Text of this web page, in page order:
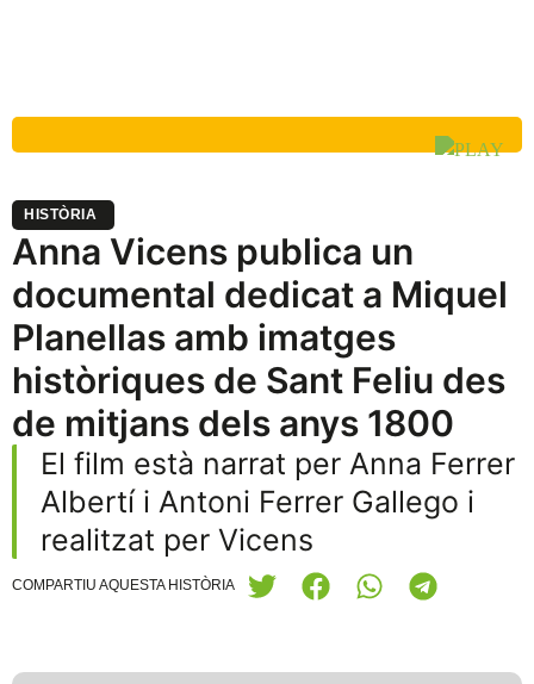
HISTÒRIA
Anna Vicens publica un
documental dedicat a Miquel
Planellas amb imatges
històriques de Sant Feliu des
de mitjans dels anys 1800
El film està narrat per Anna Ferrer
Albertí i Antoni Ferrer Gallego i
realitzat per Vicens
COMPARTIU AQUESTA HISTÒRIA